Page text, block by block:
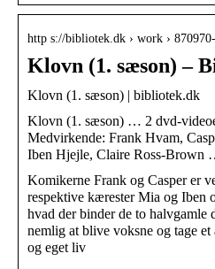
http s://bibliotek.dk › work ›
Klovn (1. sæson) –
Klovn (1. sæson) | bibliotek.dk
Klovn (1. sæson) … 2 dvd-
Medvirkende: Frank Hvam,
Iben Hjejle, Claire Ross-Brown
Komikerne Frank og Casper er
respektive kærester Mia og Iben
hvad der binder de to halvgamle
nemlig at blive voksne og tage
og eget liv